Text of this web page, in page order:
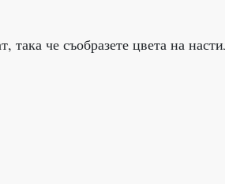
така че съобразете цвета на